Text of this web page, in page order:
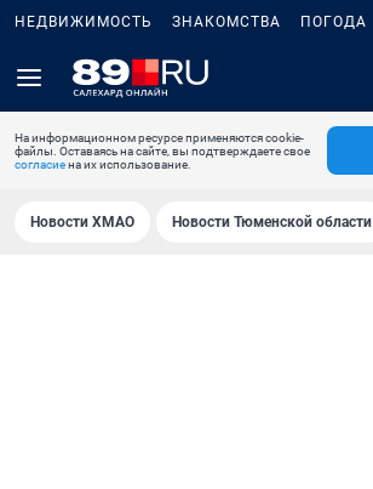
НЕДВИЖИМОСТЬ ЗНАКОМСТВА ПОГОДА
На информационном ресурсе применяются cookie-
файлы. Оставаясь на сайте, вы подтверждаете свое
согласиена их использование.
Новости ХМАО Новости Тюменской области